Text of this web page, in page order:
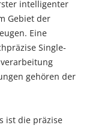
intelligenter
Gebiet der
Eine
Single-
gehören der
ist die präzise